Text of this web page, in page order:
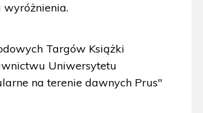
wyróżnienia.
Targów Książki
Uniwersytetu
na terenie dawnych Prus"